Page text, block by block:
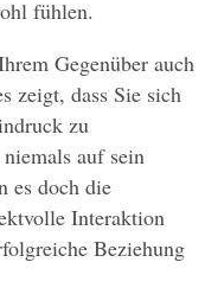
fühlen.
Gegenüber auch
zeigt, dass Sie sich
zu
auf sein
es doch die
Interaktion
Beziehung